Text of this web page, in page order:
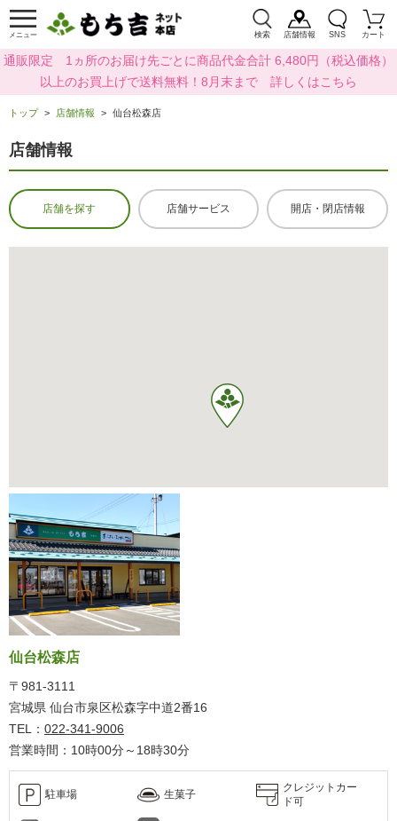
メニュー 検索 店舗情報 SNS カート
通販限定 1ヵ所のお届け先ごとに商品代金合計 6,480円（税込価格）
以上のお買上げで送料無料！8月末まで 詳しくはこちら
トップ 店舗情報 仙台松森店
店舗情報
店舗を探す 店舗サービス 開店・閉店情報
仙台松森店
〒981-3111
宮城県 仙台市泉区松森字中道2番16
TEL： 022-341-9006
営業時間：10時00分～18時30分
駐車場 生菓子
クレジットカー
ド可